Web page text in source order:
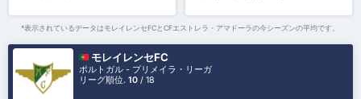
*表示されているデータはモレイレンセFCとCFエストレラ・アマドーラの今シーズンの平均です。
モレイレンセFC
ポルトガル - プリメイラ・リーガ
リーグ順位.10 / 18